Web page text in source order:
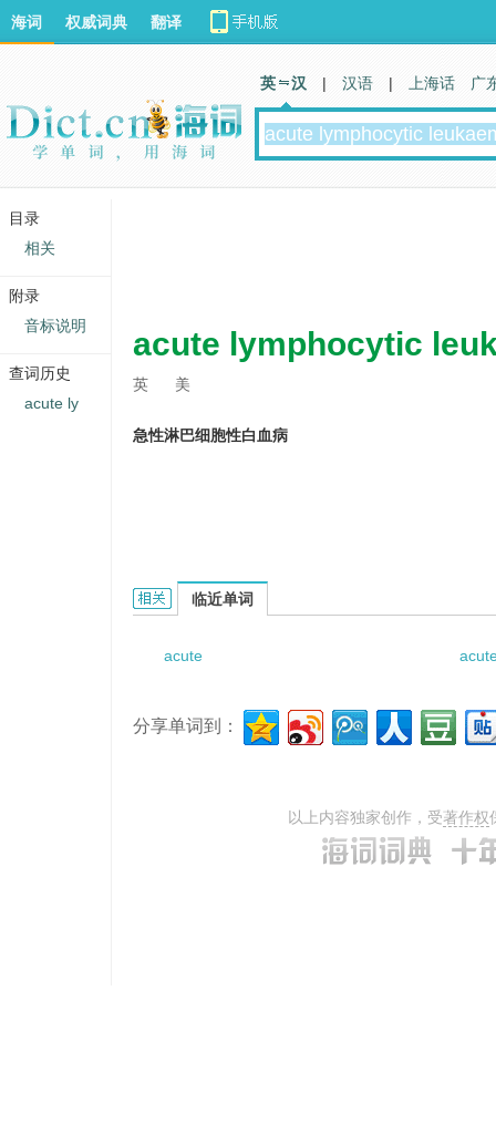
acute lymphocytic
英 美
急性淋巴细胞性白血病
acute lymphocytic leukaemia的相关资料：
临近单词
acute
分享单词到：
以上内容独家创作，受著作权
海词 权威词典 翻译
英 汉 | 汉语 | 上海话 广
目录
相关
附录
音标说明
查词历史
acute ly